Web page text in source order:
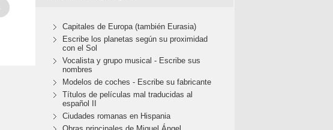
Capitales de Europa (también Eurasia)
Escribe los planetas según su proximidad
con el Sol
Vocalista y grupo musical - Escribe sus
nombres
Modelos de coches - Escribe su fabricante
Títulos de películas mal traducidas al
español II
Ciudades romanas en Hispania